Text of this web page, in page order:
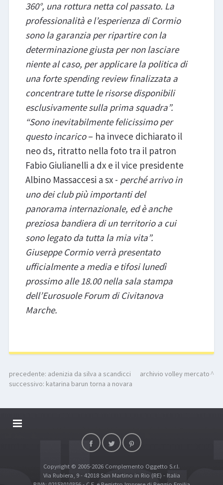
360°, una rottura netta col passato. La
professionalità e l’esperienza di Cormio
sono la garanzia per ripartire con la
determinazione giusta per non lasciare
niente al caso, per applicare la politica di
una forte spending review finalizzata a
concentrare tutte le risorse disponibili
esclusivamente sulla prima squadra”.
“Sono inevitabilmente felicissimo per
questo incarico– ha invece dichiarato il
neo ds, ritratto nella foto tra il patron
Fabio Giulianelli a dx e il vice presidente
Albino Massaccesi a sx - perché arrivo in
uno dei club più importanti del
panorama internazionale, ed è anche
preziosa bandiera di un territorio a cui
sono legato da tutta la mia vita”.
Giuseppe Cormio verrà presentato
ufficialmente a media e tifosi lunedì
prossimo alle 18.00 nella sala stampa
dell’Eurosuole Forum di Civitanova
Marche.
precedente: adenizia da silva a scandicci
successivo: katarina barun torna a novara
archivio volley mercato
DALLARIVOLLEY SOSTIENE
TOP RICERCHE
SITE MAP
Copyright © 2005-2026 Complemento Oggetto S.r.l.
Via Rubiera, 9 - 42018 San Martino in Rio (RE) - Italia